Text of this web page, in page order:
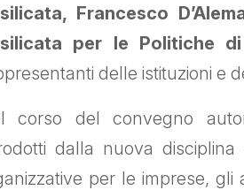
Francesco
per le Politiche
delle istituzioni e
corso del convegno
dalla nuova
per le imprese, gli